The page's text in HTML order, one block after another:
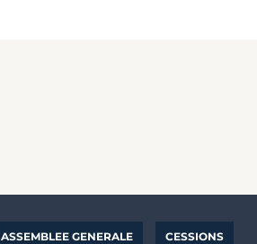
ASSEMBLEE GENERALE CESSIONS